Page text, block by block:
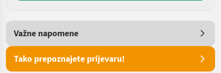
Važne napomene
Tako prepoznajete prijevaru!